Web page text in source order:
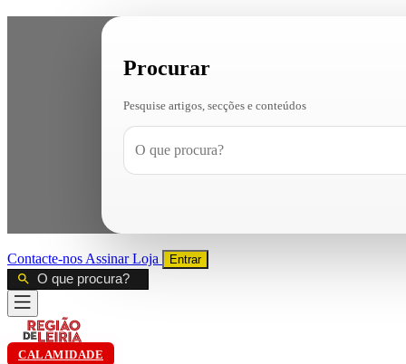
Procurar
Pesquise artigos, secções e conteúdos
Contacte-nos AssinarLoja Entrar
CALAMIDADE